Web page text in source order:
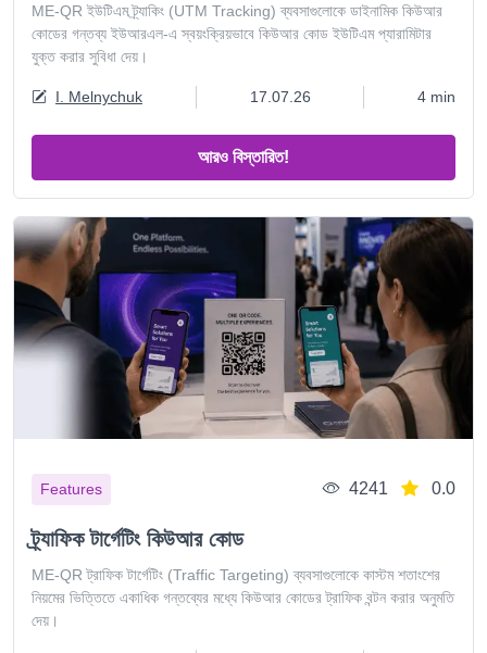
ME-QR ইউটিএম ট্র্যাকিং (UTM Tracking) ব্যবসাগুলোকে ডাইনামিক কিউআর
কোডের গন্তব্য ইউআরএল-এ স্বয়ংক্রিয়ভাবে কিউআর কোড ইউটিএম প্যারামিটার
যুক্ত করার সুবিধা দেয়।
I. Melnychuk 17.07.26 4 min
আরও বিস্তারিত!
Features 4241 0.0
ট্র্যাফিক টার্গেটিং কিউআর কোড
ME-QR ট্রাফিক টার্গেটিং (Traffic Targeting) ব্যবসাগুলোকে কাস্টম শতাংশের
নিয়মের ভিত্তিতে একাধিক গন্তব্যের মধ্যে কিউআর কোডের ট্রাফিক বন্টন করার অনুমতি
দেয়।